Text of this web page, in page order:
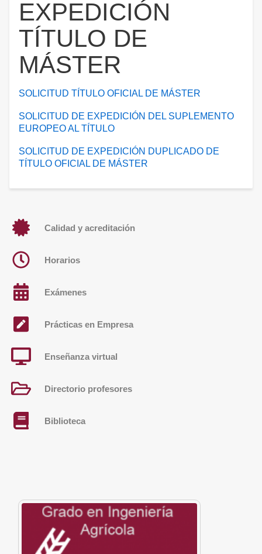
EXPEDICIÓN
TÍTULO DE
MÁSTER
SOLICITUD TÍTULO OFICIAL DE MÁSTER
SOLICITUD DE EXPEDICIÓN DEL SUPLEMENTO
EUROPEO AL TÍTULO
SOLICITUD DE EXPEDICIÓN DUPLICADO DE
TÍTULO OFICIAL DE MÁSTER
Calidad y acreditación
Horarios
Exámenes
Prácticas en Empresa
Enseñanza virtual
Directorio profesores
Biblioteca